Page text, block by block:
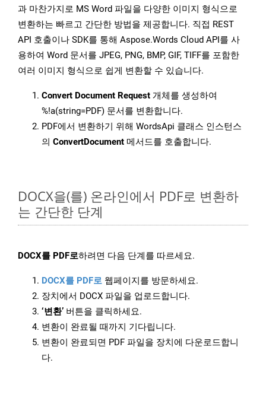
과 마찬가지로 MS Word 파일을 다양한 이미지 형식으로
변환하는 빠르고 간단한 방법을 제공합니다. 직접 REST
API 호출이나 SDK를 통해 Aspose.Words Cloud API를 사
용하여 Word 문서를 JPEG, PNG, BMP, GIF, TIFF를 포함한
여러 이미지 형식으로 쉽게 변환할 수 있습니다.
Convert Document Request 개체를 생성하여
%!a(string=PDF) 문서를 변환합니다.
PDF에서 변환하기 위해 WordsApi 클래스 인스턴스
의 ConvertDocument 메서드를 호출합니다.
DOCX을(를) 온라인에서 PDF로 변환하
는 간단한 단계
DOCX를 PDF로하려면 다음 단계를 따르세요.
DOCX를 PDF로 웹페이지를 방문하세요.
장치에서 DOCX 파일을 업로드합니다.
‘변환’ 버튼을 클릭하세요.
변환이 완료될 때까지 기다립니다.
변환이 완료되면 PDF 파일을 장치에 다운로드합니
다.